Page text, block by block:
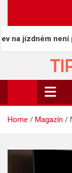
není
TIP-
On-line
Home Magazín